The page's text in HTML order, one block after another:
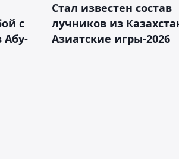
с
Абу-
Стал известен состав
лучников из
Азиатские игры-2026